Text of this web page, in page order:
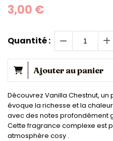
3,00 €
Quantité :
Ajouter au panier
Découvrez Vanilla Chestnut,
évoque la richesse et la
avec des notes profondément
Cette fragrance complexe est
atmosphère cosy .